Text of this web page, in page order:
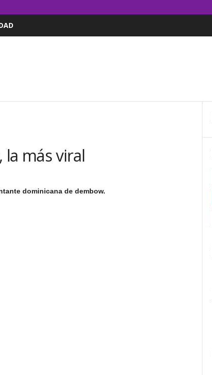
la más viral
dominicana de dembow.